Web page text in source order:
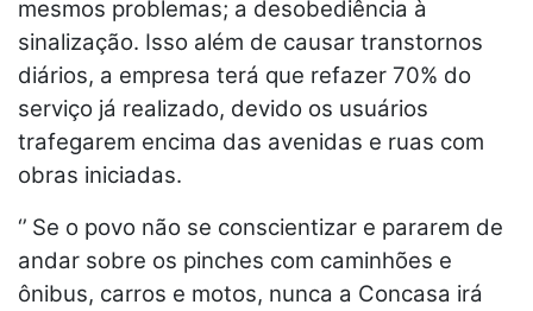
mesmos problemas; a desobediência à
sinalização. Isso além de causar transtornos
diários, a empresa terá que refazer 70% do
serviço já realizado, devido os usuários
trafegarem encima das avenidas e ruas com
obras iniciadas.
‘’ Se o povo não se conscientizar e pararem de
andar sobre os pinches com caminhões e
ônibus, carros e motos, nunca a Concasa irá